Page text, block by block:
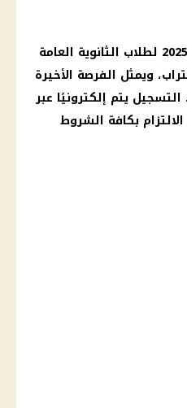
لطلاب الثانوية العامة
، ويمثل الفرصة الأخيرة
يتم إلكترونيًا عبر
بكافة الشروط